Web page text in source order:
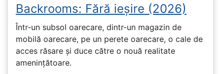
Backrooms: Fără ieșire (2026)
Într-un subsol oarecare, dintr-un magazin de
mobilă oarecare, pe un perete oarecare, o cale de
acces răsare și duce către o nouă realitate
amenințătoare.